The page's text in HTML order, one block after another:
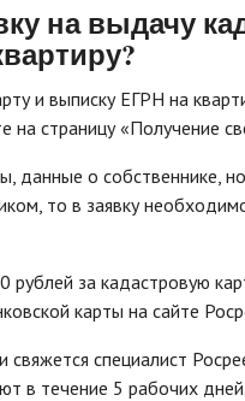
на выдачу
и выписку ЕГРН на
на страницу «Получение
данные о собственнике,
то в заявку
рублей за кадастровую
карты на сайте
свяжется специалист
в течение 5 рабочих дней.